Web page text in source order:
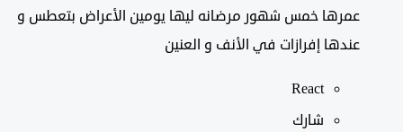
عمرها خمس شهور مرضانه ليها يومين الأعراض بتعطس و
عندها إفرازات في الأنف و العنين
React
شارك